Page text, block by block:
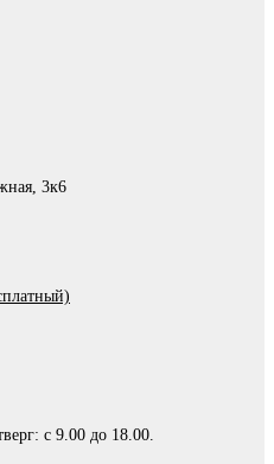
3к6
с 9.00 до 18.00.